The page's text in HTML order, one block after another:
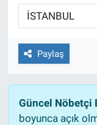
Paylaş
Güncel Nöbetçi
boyunca açık
TEKNOLOJİ
Dünya
İlçeler
MAGAZİN